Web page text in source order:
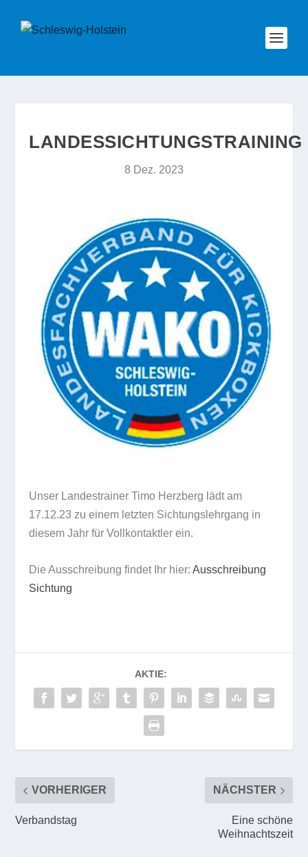
LANDESSICHTUNGSTRAINING
8 Dez. 2023
Unser Landestrainer Timo Herzberg lädt am
17.12.23 zu einem letzten Sichtungslehrgang in
diesem Jahr für Vollkontaktler ein.
Die Ausschreibung findet Ihr hier:Ausschreibung
Sichtung
AKTIE:
VORHERIGER
Verbandstag
NÄCHSTER
Eine schöne
Weihnachtszeit